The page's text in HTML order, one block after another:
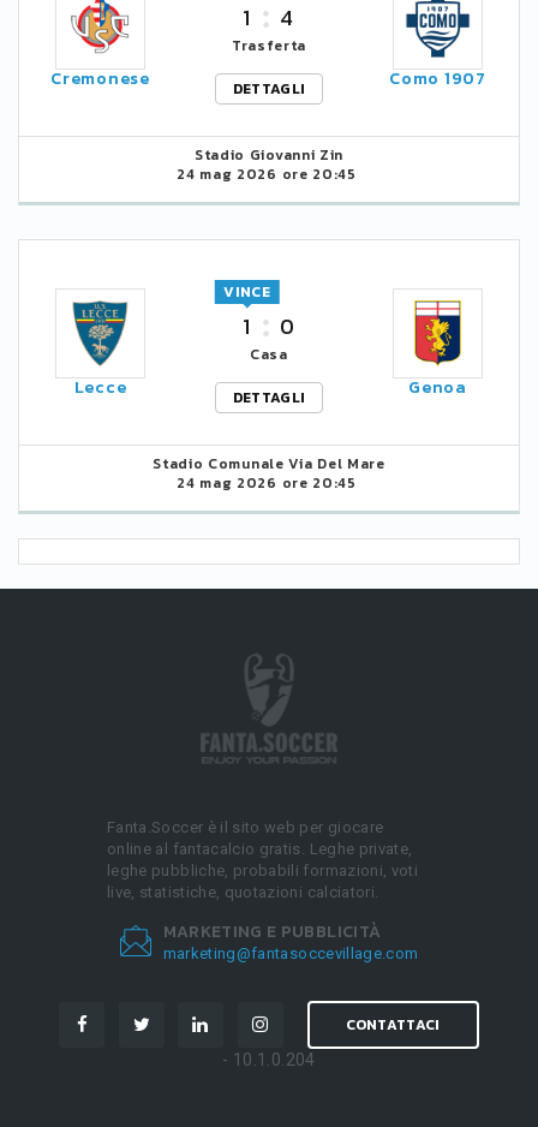
Cremonese
1 4
Trasferta
DETTAGLI
Como 1907
Stadio Giovanni Zin
24 mag 2026 ore 20:45
Lecce
1
VINCE
0
Casa
DETTAGLI
Genoa
Stadio Comunale Via Del Mare
24 mag 2026 ore 20:45
Fanta.Soccer è il sito web per giocare
online al fantacalcio gratis. Leghe private,
leghe pubbliche, probabili formazioni, voti
live, statistiche, quotazioni calciatori.
MARKETING E PUBBLICITÀ
marketing@fantasoccevillage.com
CONTATTACI
- 10.1.0.204